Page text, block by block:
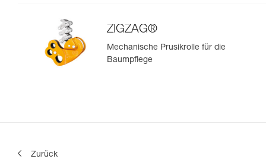
ZIGZAG®
Mechanische Prusikrolle für die
Baumpflege
Zurück